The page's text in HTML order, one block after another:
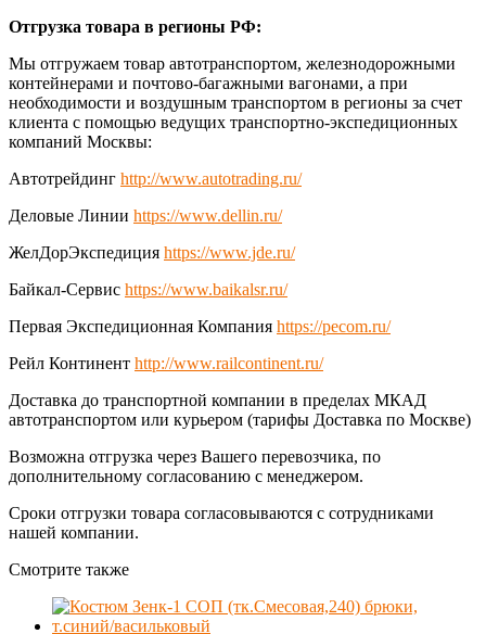
Отгрузка товара в регионы РФ:
Мы отгружаем товар автотранспортом, железнодорожными
контейнерами и почтово-багажными вагонами, а при
необходимости и воздушным транспортом в регионы за счет
клиента с помощью ведущих транспортно-экспедиционных
компаний Москвы:
Автотрейдинг http://www.autotrading.ru/
Деловые Линии https://www.dellin.ru/
ЖелДорЭкспедиция https://www.jde.ru/
Байкал-Сервис https://www.baikalsr.ru/
Первая Экспедиционная Компания https://pecom.ru/
Рейл Континент http://www.railcontinent.ru/
Доставка до транспортной компании в пределах МКАД
автотранспортом или курьером (тарифы Доставка по Москве)
Возможна отгрузка через Вашего перевозчика, по
дополнительному согласованию с менеджером.
Сроки отгрузки товара согласовываются с сотрудниками
нашей компании.
Смотрите также